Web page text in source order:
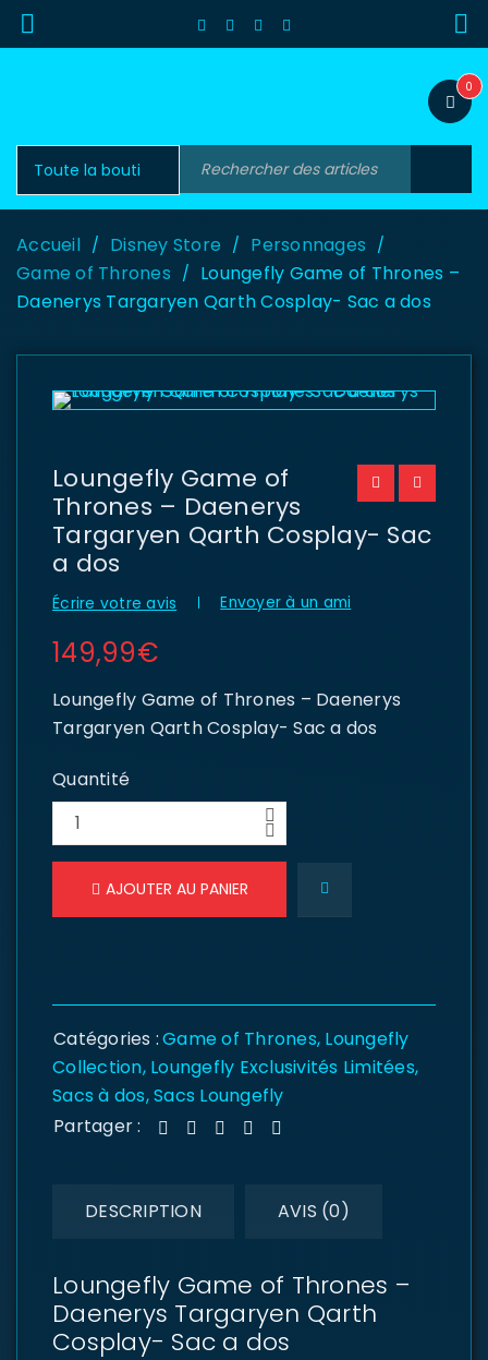
0
Accueil / Disney Store / Personnages /
Game of Thrones / Loungefly Game of Thrones –
Daenerys Targaryen Qarth Cosplay- Sac a dos
Loungefly Game of
Thrones – Daenerys
Targaryen Qarth Cosplay- Sac
a dos
Écrire votre avis Envoyer à un ami
149,99€
Loungefly Game of Thrones – Daenerys
Targaryen Qarth Cosplay- Sac a dos
Quantité
AJOUTER AU PANIER
Catégories :Game of Thrones, Loungefly
Collection, Loungefly Exclusivités Limitées,
Sacs à dos,Sacs Loungefly
Partager :
DESCRIPTION AVIS (0)
Loungefly Game of Thrones –
Daenerys Targaryen Qarth
Cosplay- Sac a dos